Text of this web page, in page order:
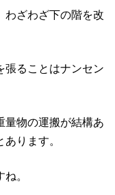
わざわざ下の階を改
張ることはナンセン
量物の運搬が結構あ
ります。
。